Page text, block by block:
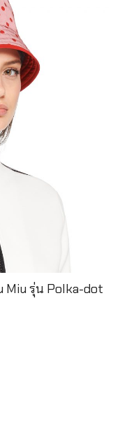
Miu รุ่น Polka-dot